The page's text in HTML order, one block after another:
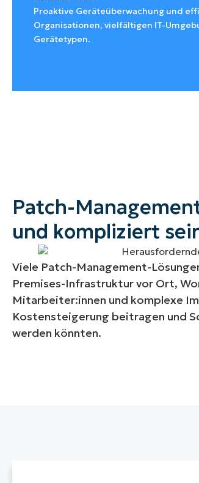
Proaktive Geräteüberwachung und
Organisationen, vielfältigen IT-
Gerätetypen.
Patch-
und kompliziert
Viele Patch-Management-
Premises-Infrastruktur vor Ort,
Mitarbeiter:innen und komplexe
Kostensteigerung beitragen und
werden könnten.